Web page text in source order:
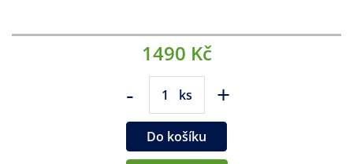
1490 Kč
- ks +
Do košíku